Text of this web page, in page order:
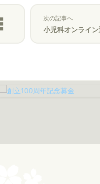
次の記事へ
小児科オンライン通